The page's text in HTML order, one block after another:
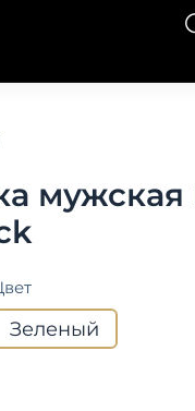
Зеленый